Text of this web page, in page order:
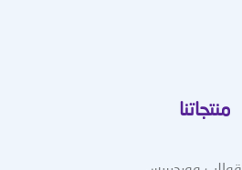
منتجاتنا